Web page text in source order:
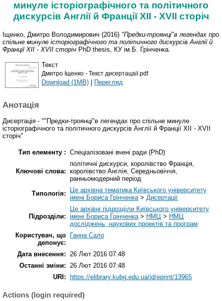
минуле історіографічного та політичного
дискурсів Англії й Франції ХІІ - ХVІІ сторіч
Іщенко, Дмитро Володимирович (2016) "Предки-троянці"в легендах про
спільне минуле історіографічного та політичного дискурсів Англії й
Франції ХІІ - ХVІІ сторіч PhD thesis, КУ ім.Б. Грінченка.
Текст
Дмитро Іщенко - Текст дисертацaії.pdf
Download (1MB) | Перегляд
Анотація
Дисертація - ""Предки-троянці"в легендах про спільне минуле
історіографічного та політичного дискурсів Англії й Франції ХІІ - ХVІІ
сторіч"
Тип елементу : Спеціалізовані вчені ради (PhD)
Ключові слова:
політичні дискурси, королівство Франція,
королівство Англія, Середньовіччя,
ранньомодерний період
Типологія:
Це архівна тематика Київського університету
імені Бориса Грінченка> Дисертації
Підрозділи:
Це архівні підрозділи Київського університету
імені Бориса Грінченка> НМЦ > НМЦ
досліджень, наукових проектів та програм
Користувач, що
депонує:
Ганна Сало
Дата внесення: 26 Лют 2016 07:48
Останні зміни: 26 Лют 2016 07:48
URI:
https://elibrary.kubg.edu.ua/id/eprint/13965
Actions (login required)